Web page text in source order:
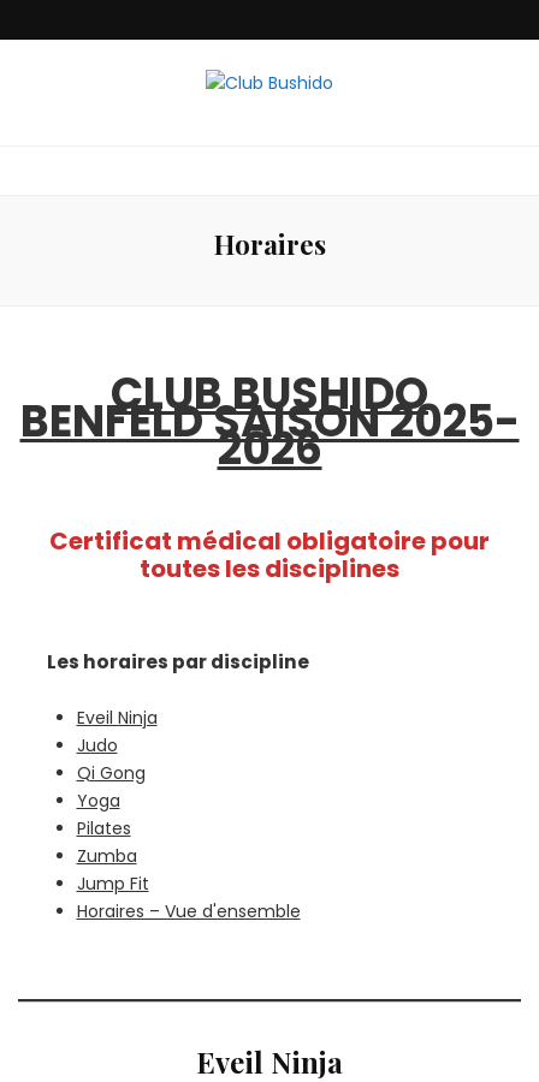
Horaires
CLUB BUSHIDO
BENFELD SAISON 2025-
2026
Certificat médical obligatoire pour
toutes les disciplines
Les horaires par discipline
Eveil Ninja
Judo
Qi Gong
Yoga
Pilates
Zumba
Jump Fit
Horaires – Vue d'ensemble
Eveil Ninja